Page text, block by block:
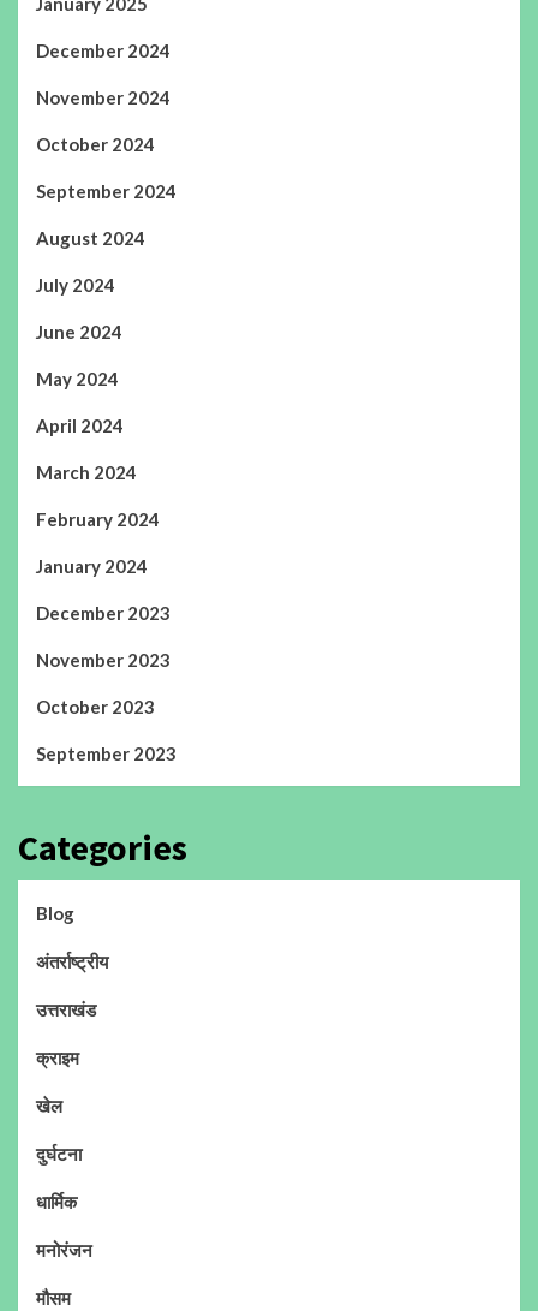
December 2024
November 2024
October 2024
September 2024
August 2024
July 2024
June 2024
May 2024
April 2024
March 2024
February 2024
January 2024
December 2023
November 2023
October 2023
September 2023
Categories
Blog
अंतर्राष्ट्रीय
उत्तराखंड
क्राइम
खेल
दुर्घटना
धार्मिक
मनोरंजन
मौसम